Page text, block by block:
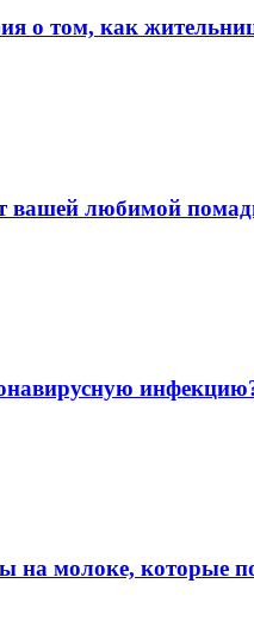
о том, как
вашей любимой
на молоке, которые